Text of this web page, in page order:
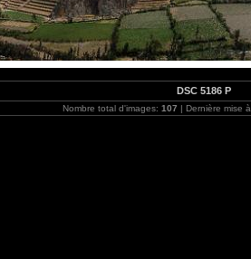
DSC 5186 P
Nombre total d'images: 107 | Dernière mise